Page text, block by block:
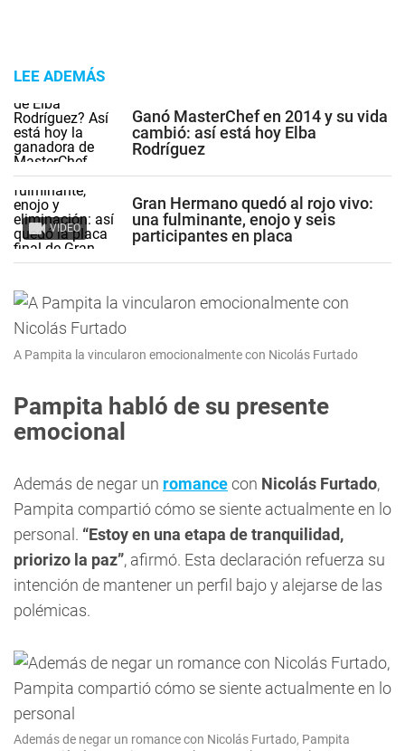
LEE ADEMÁS
Ganó MasterChef en 2014 y su vida
cambió: así está hoy Elba
Rodríguez
VIDEO
Gran Hermano quedó al rojo vivo:
una fulminante, enojo y seis
participantes en placa
A Pampita la vincularon emocionalmente con Nicolás Furtado
Pampita habló de su presente
emocional
Además de negar un romancecon Nicolás Furtado,
Pampita compartió cómo se siente actualmente en lo
personal. “Estoy en una etapa de tranquilidad,
priorizo la paz”, afirmó. Esta declaración refuerza su
intención de mantener un perfil bajo y alejarse de las
polémicas.
Además de negar un romance con Nicolás Furtado, Pampita